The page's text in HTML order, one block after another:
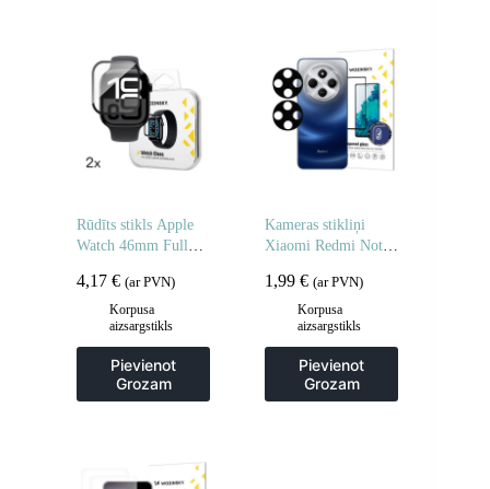
Rūdīts stikls Apple
Watch 46mm Full
4,17 € (ar PVN)
Korpusa
aizsargstikls
Pievienot
Grozam
Kameras stikliņi
Xiaomi Redmi Note
stikli 2 gab.
1,99€ (ar PVN)
Korpusa
aizsargstikls
Pievienot
Grozam